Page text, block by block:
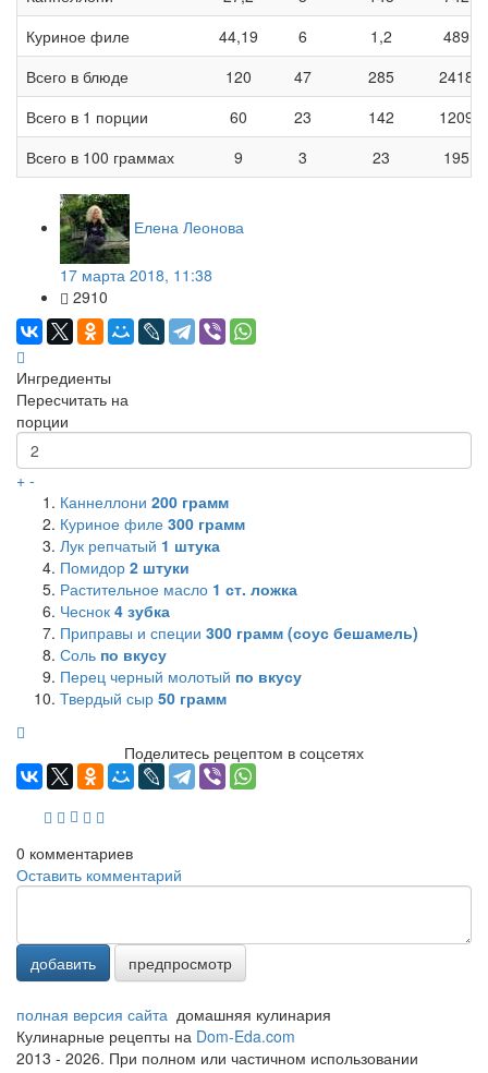
Куриное филе
44,19 6 1,2
489
Всего в блюде
120 47 285
2418
Всего в 1 порции
60 23 142
1209
Всего в 100 граммах
9 3 23 195
Елена Леонова
17 марта 2018, 11:38
2910
Ингредиенты
Пересчитать на
порции
+ -
Каннеллони 200 грамм
Куриное филе 300 грамм
Лук репчатый 1 штука
Помидор 2 штуки
Растительное масло 1 ст. ложка
Чеснок 4 зубка
Приправы и специи 300 грамм (соус бешамель)
Соль по вкусу
Перец черный молотый по вкусу
Твердый сыр 50 грамм
Поделитесь рецептом в соцсетях
0 комментариев
Оставить комментарий
добавить предпросмотр
полная версия сайта домашняя кулинария
Кулинарные рецепты на Dom-Eda.com
2013 - 2026. При полном или частичном использовании